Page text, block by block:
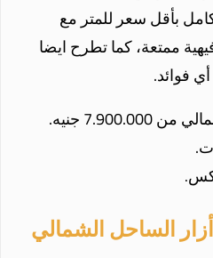
بأقل سعر للمتر مع
ممتعة، كما تطرح ايضا
فوائد.
جنيه.
.
الساحل الشمالي